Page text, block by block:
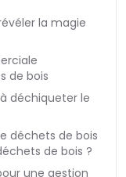
la magie
de bois
déchiqueter le
déchets de bois
de bois ?
une gestion